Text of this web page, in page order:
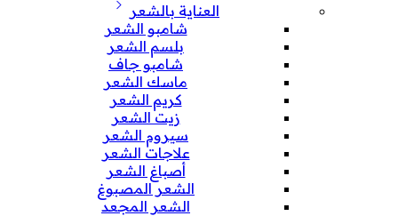
العناية بالشعر
شامبو الشعر
بلسم الشعر
شامبو جاف
ماسك الشعر
كريم الشعر
زيت الشعر
سيروم الشعر
علاجات الشعر
أصباغ الشعر
الشعر المصبوغ
الشعر المجعد